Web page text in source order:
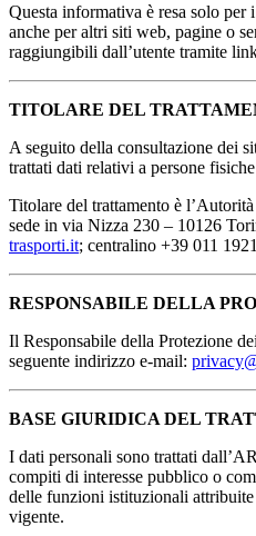
Questa informativa è resa solo
anche per altri siti web, pagine o
raggiungibili dall’utente tramite
TITOLARE DEL
A seguito della consultazione dei
trattati dati relativi a persone
Titolare del trattamento è
sede in via Nizza 230 – 10126
trasporti.it; centralino +39 011
RESPONSABILE DELLA
Il Responsabile della Protezione
seguente indirizzo e-mail:
BASE GIURIDICA DEL
I dati personali sono trattati
compiti di interesse pubblico o
delle funzioni istituzionali
vigente.